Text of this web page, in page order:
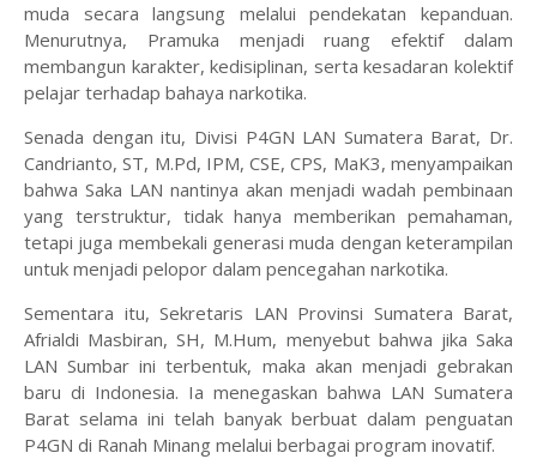
muda secara langsung melalui pendekatan kepanduan.
Menurutnya, Pramuka menjadi ruang efektif dalam
membangun karakter, kedisiplinan, serta kesadaran kolektif
pelajar terhadap bahaya narkotika.
Senada dengan itu, Divisi P4GN LAN Sumatera Barat, Dr.
Candrianto, ST, M.Pd, IPM, CSE, CPS, MaK3, menyampaikan
bahwa Saka LAN nantinya akan menjadi wadah pembinaan
yang terstruktur, tidak hanya memberikan pemahaman,
tetapi juga membekali generasi muda dengan keterampilan
untuk menjadi pelopor dalam pencegahan narkotika.
Sementara itu, Sekretaris LAN Provinsi Sumatera Barat,
Afrialdi Masbiran, SH, M.Hum, menyebut bahwa jika Saka
LAN Sumbar ini terbentuk, maka akan menjadi gebrakan
baru di Indonesia. Ia menegaskan bahwa LAN Sumatera
Barat selama ini telah banyak berbuat dalam penguatan
P4GN di Ranah Minang melalui berbagai program inovatif.